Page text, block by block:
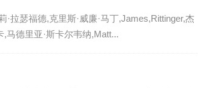
拉瑟福德,克里斯·威廉·马丁,James,Rittinger,杰
,马德里亚·斯卡尔韦纳,Matt...